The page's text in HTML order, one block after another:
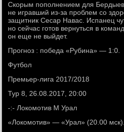
Скорым пополнением для
не игравший из-за проблем со
защитник Сесар Навас. Испанец
но сейчас готов вернуться в
он еще не выйдет.
Прогноз : победа «Рубина» — 1:0.
Футбол
Премьер-лига 2017/2018
Тур 8, 26.08.2017, 20:00
-:- Локомотив М Урал
«Локомотив» — «Урал» (20.00 мск).